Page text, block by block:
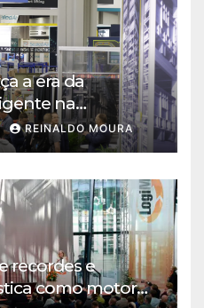
a era da
na
REINALDO MOURA
recordes e
como motor